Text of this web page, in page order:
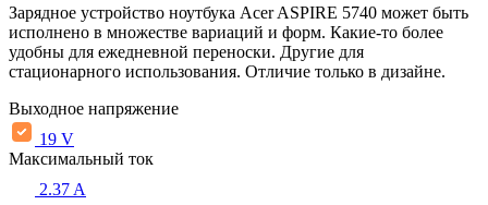
Зарядное устройство ноутбука Acer ASPIRE 5740 может быть
исполнено в множестве вариаций и форм. Какие-то более
удобны для ежедневной переноски. Другие для
стационарного использования. Отличие только в дизайне.
Выходное напряжение
19 V
Максимальный ток
2.37 A